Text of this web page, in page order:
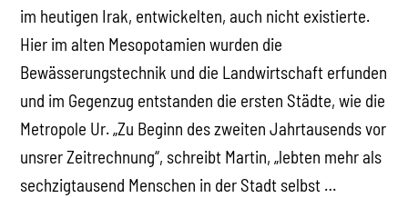
im heutigen Irak, entwickelten, auch nicht existierte.
Hier im alten Mesopotamien wurden die
Bewässerungstechnik und die Landwirtschaft erfunden
und im Gegenzug entstanden die ersten Städte, wie die
Metropole Ur. „Zu Beginn des zweiten Jahrtausends vor
unsrer Zeitrechnung“, schreibt Martin, „lebten mehr als
sechzigtausend Menschen in der Stadt selbst …